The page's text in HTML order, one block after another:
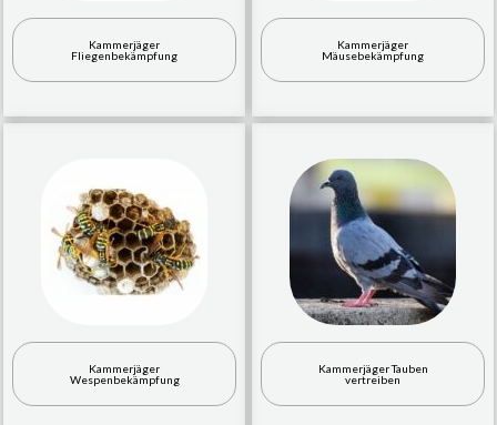
Kammerjäger
Fliegenbekämpfung
Kammerjäger
Mäusebekämpfung
Kammerjäger
Wespenbekämpfung
Kammerjäger Tauben
vertreiben